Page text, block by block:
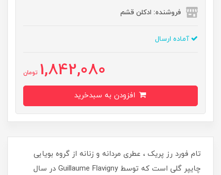
فروشنده: ادکلن قشم
آماده ارسال
1,842,080 تومان
تام فورد رز پریک ، عطری مردانه و زنانه از گروه بویایی
چایپر گلی است که توسط Guillaume Flavigny در سال